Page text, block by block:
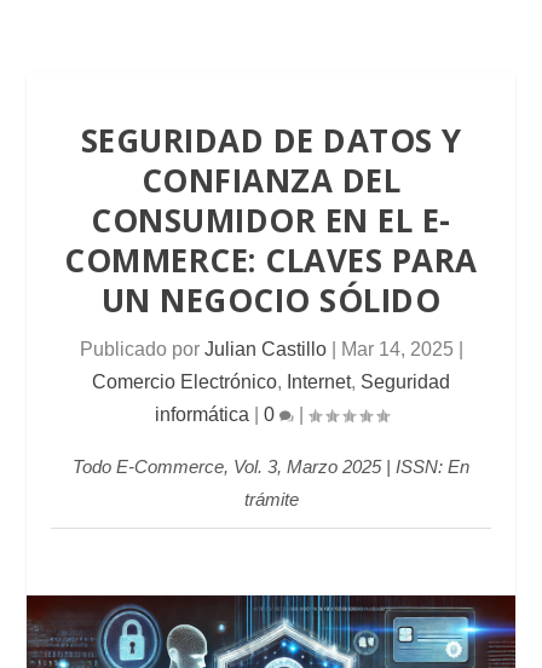
SEGURIDAD DE DATOS Y
CONFIANZA DEL
CONSUMIDOR EN EL E-
COMMERCE: CLAVES PARA
UN NEGOCIO SÓLIDO
Publicado por Julian Castillo| Mar 14, 2025
Comercio Electrónico, Internet, Seguridad
informática
0 |
Todo E-Commerce, Vol. 3, Marzo 2025 | ISSN: En
trámite